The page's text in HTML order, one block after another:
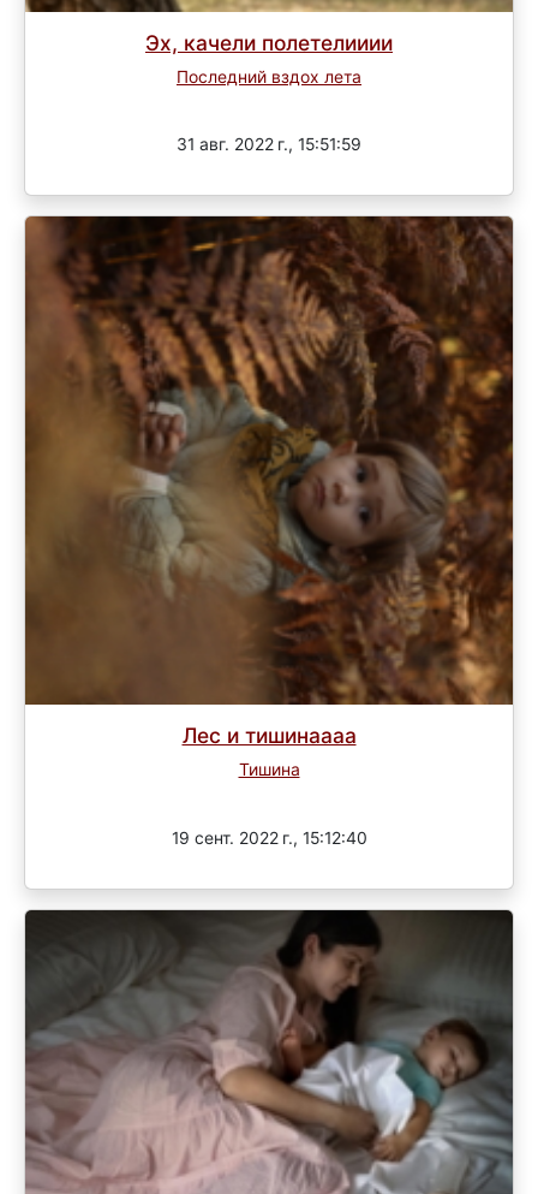
Эх, качели полетелииии
Последний вздох лета
31 авг. 2022 г., 15:51:59
Лес и тишинаааа
Тишина
19 сент. 2022 г., 15:12:40